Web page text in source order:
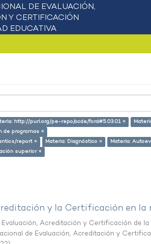
http://purl.org/pe-repo/ocde/ford#5.03.01 ×
de programas ×
report ×
Materia: Diagnóstico ×
Materia:
superior ×
y la Certificación en la
Acreditación y Certificación de
de Evaluación, Acreditación y